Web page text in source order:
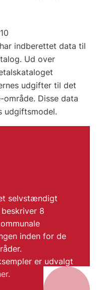
indberettet data til
Ud over
udgifter til det
Disse data
udgiftsmodel.
selvstændigt
8
inden for de
er udvalgt